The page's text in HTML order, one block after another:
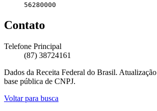
56280000
Contato
Telefone Principal
(87) 38724161
Dados da Receita Federal do Brasil.
base pública de CNPJ.
Voltar para busca